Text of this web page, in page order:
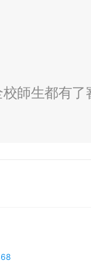
師生都有了